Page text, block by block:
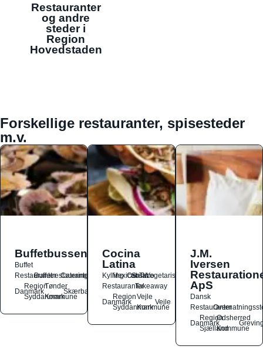
Restauranter
og andre
steder i
Region
Hovedstaden
Forskellige restauranter, spisesteder
m.v.
Buffetbussen
Buffet
Restauranter
Buffetrestauranter
Catering
Danmark
Region
Syddanmark
Tønder
Kommune
Skærbæk
Cocina
Latina
Kylling
Mexicansk
OstSalat
TacoVegetarisk
RestauranterTakeaway
Danmark
Region
Syddanmark
Vejle
Kommune
Vejle
J.M.
Iversen
ApS
Dansk
Restauranter
Danmark
Region
Sjælland
Odsherred
Kommune